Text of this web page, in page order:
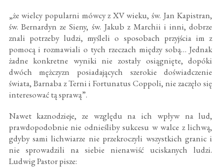
„że wielcy popularni mówcy z XV wieku, św. Jan Kapistran,
św. Bernardyn ze Sieny, św. Jakub z Marchii i inni, dobrze
znali potrzeby ludzi, myśleli o sposobach przyjścia im z
pomocą i rozmawiali o tych rzeczach między sobą… Jednak
żadne konkretne wyniki nie zostały osiągnięte, dopóki
dwóch mężczyzn posiadających szerokie doświadczenie
świata, Barnaba z Terni i Fortunatus Coppoli, nie zaczęło się
interesować tą sprawą”.
Nawet kaznodzieje, ze względu na ich wpływ na lud,
prawdopodobnie nie odnieśliby sukcesu w walce z lichwą,
gdyby sami lichwiarze nie przekroczyli wszystkich granic i
nie sprowadzili na siebie nienawiść uciskanych ludzi.
Ludwig Pastor pisze: